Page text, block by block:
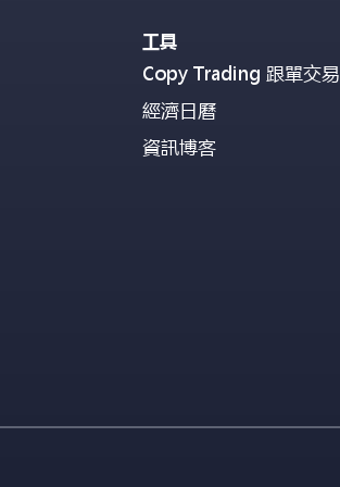
工具
Copy Trading 跟單交易
經濟日曆
資訊博客